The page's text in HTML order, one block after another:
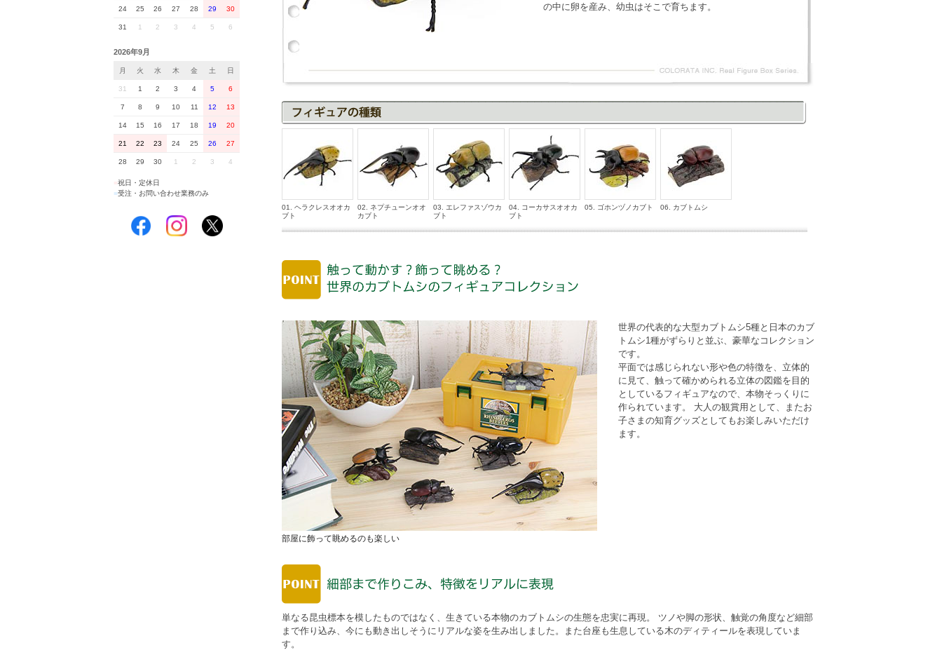
24 25 26 27 28 29 30
31 1 2 3 4 5 6
2026年9月
月 火 水 木 金 土 日
31 1 2 3 4 5 6
7 8 9 10 11 12 13
14 15 16 17 18 19 20
21 22 23 24 25 26 27
28 29 30 1 2 3 4
祝日・定休日
■受注・お問い合わせ業務のみ
の中に卵を産み、幼虫はそこで育ちます。
01. ヘラクレスオオカ
ブト
02. ネプチューンオオ
カブト
03. エレファスゾウカ
ブト
04. コーカサスオオカ
ブト
05. ゴホンヅノカブト 06. カブトムシ
世界の代表的な大型カブトムシ5種と日本のカブ
トムシ1種がずらりと並ぶ、豪華なコレクション
です。
平面では感じられない形や色の特徴を、立体的
に見て、触って確かめられる立体の図鑑を目的
としているフィギュアなので、本物そっくりに
作られています。 大人の観賞用として、またお
子さまの知育グッズとしてもお楽しみいただけ
ます。
部屋に飾って眺めるのも楽しい
単なる昆虫標本を模したものではなく、生きている本物のカブトムシの生態を忠実に再現。 ツノや脚の形状、触覚の角度など細部
まで作り込み、今にも動き出しそうにリアルな姿を生み出しました。また台座も生息している木のディティールを表現していま
す。